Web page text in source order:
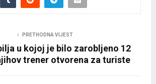
PRETHODNA VIJEST
u kojoj je bilo zarobljeno 12
trener otvorena za turiste